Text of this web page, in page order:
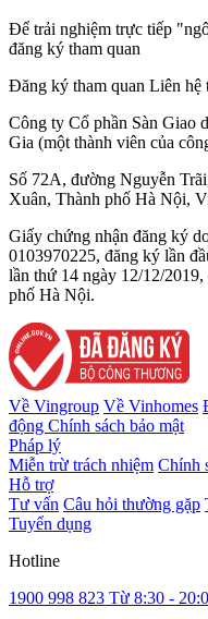
Để trải nghiệm trực tiếp
đăng ký tham quan
Đăng ký tham quan Liên hệ
Công ty Cổ phần Sàn Giao
Gia (một thành viên của
Số 72A, đường Nguyễn
Xuân, Thành phố Hà Nội,
Giấy chứng nhận đăng ký
0103970225, đăng ký lần
lần thứ 14 ngày 12/12/
phố Hà Nội.
Về Vingroup Về Vinhomes
động Chính sách bảo mật
Pháp lý
Miễn trừ trách nhiệm Chính
Hỗ trợ
Tư vấn Câu hỏi thường gặp
Tuyển dụng
Hotline
1900 998 823 Từ 8:30 -